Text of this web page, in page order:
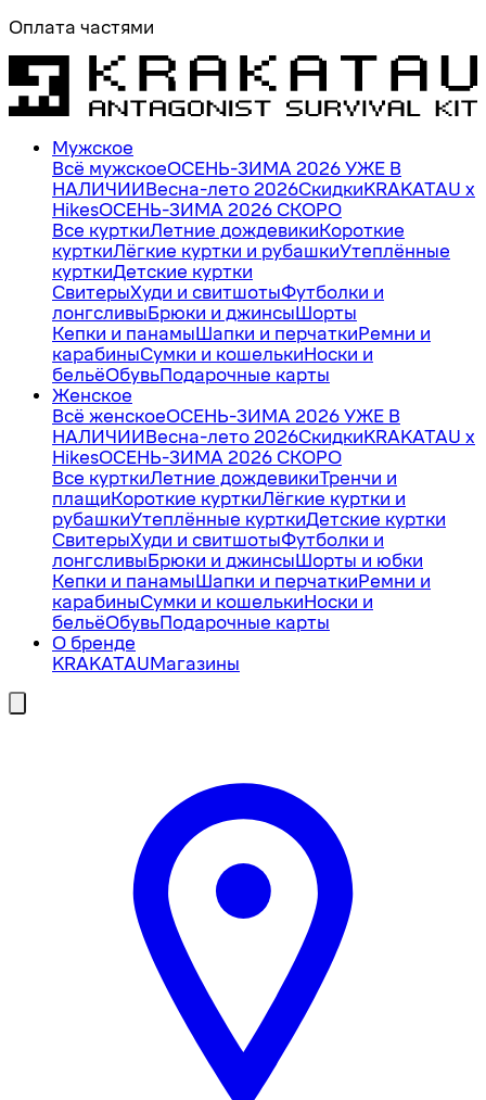
Оплата частями
Мужское
Всё мужскоеОСЕНЬ-ЗИМА 2026 УЖЕ В
НАЛИЧИИВесна-лето 2026СкидкиKRAKATAU x
HikesОСЕНЬ-ЗИМА 2026 СКОРО
Все курткиЛетние дождевикиКороткие
курткиЛёгкие куртки и рубашкиУтеплённые
курткиДетские куртки
СвитерыХуди и свитшотыФутболки и
лонгсливыБрюки и джинсыШорты
Кепки и панамыШапки и перчаткиРемни и
карабиныСумки и кошелькиНоски и
бельёОбувьПодарочные карты
Женское
Всё женскоеОСЕНЬ-ЗИМА 2026 УЖЕ В
НАЛИЧИИВесна-лето 2026СкидкиKRAKATAU x
HikesОСЕНЬ-ЗИМА 2026 СКОРО
Все курткиЛетние дождевикиТренчи и
плащиКороткие курткиЛёгкие куртки и
рубашкиУтеплённые курткиДетские куртки
СвитерыХуди и свитшотыФутболки и
лонгсливыБрюки и джинсыШорты и юбки
Кепки и панамыШапки и перчаткиРемни и
карабиныСумки и кошелькиНоски и
бельёОбувьПодарочные карты
О бренде
KRAKATAUМагазины